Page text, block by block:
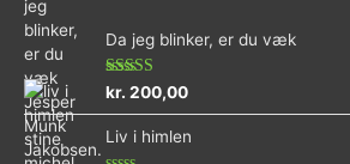
Da jeg blinker, er du væk
Vurderet
ud af 5
kr. 200,00
Liv i himlen